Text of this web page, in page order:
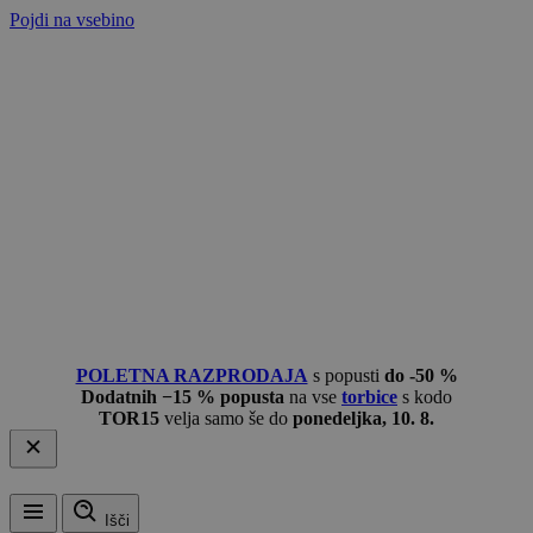
Pojdi na vsebino
POLETNA RAZPRODAJA s popusti do -50 %
Dodatnih −15 % popusta na vse torbice s kodo
TOR15 velja samo še do ponedeljka, 10. 8.
Išči